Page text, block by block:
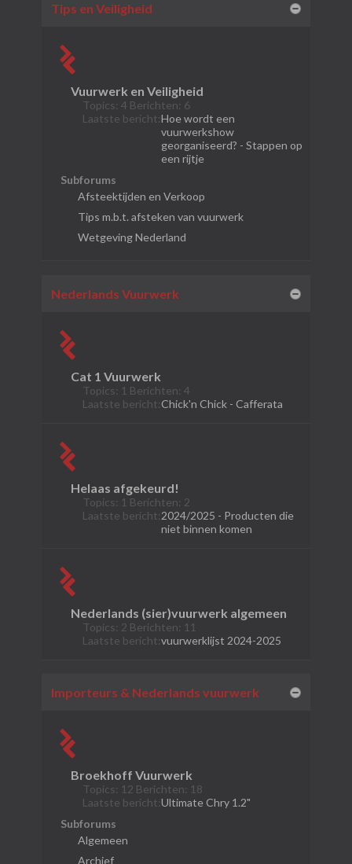
Tips en Veiligheid
Vuurwerk en Veiligheid
Topics: 4 Berichten: 6
Laatste bericht:Hoe wordt een
vuurwerkshow
georganiseerd? - Stappen op
een rijtje
Subforums
Afsteektijden en Verkoop
Tips m.b.t. afsteken van vuurwerk
Wetgeving Nederland
Nederlands Vuurwerk
Cat 1 Vuurwerk
Topics: 1 Berichten: 4
Laatste bericht:Chick'n Chick - Cafferata
Helaas afgekeurd!
Topics: 1 Berichten: 2
Laatste bericht:2024/2025 - Producten die
niet binnen komen
Nederlands (sier)vuurwerk algemeen
Topics: 2 Berichten: 11
Laatste bericht:vuurwerklijst 2024-2025
Importeurs & Nederlands vuurwerk
Broekhoff Vuurwerk
Topics: 12 Berichten: 18
Laatste bericht:Ultimate Chry 1.2"
Subforums
Algemeen
Archief